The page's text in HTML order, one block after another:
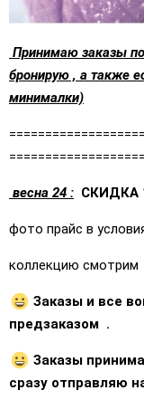
Принимаю заказы по
бронирую , а также
минималки)
весна 24 : СКИДКА
фото прайс в
коллекцию смотрим
Заказы и все
предзаказом .
Заказы
сразу отправляю